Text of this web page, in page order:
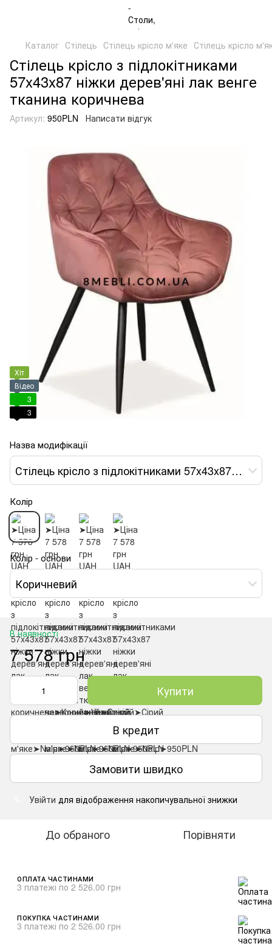
Каталог Стілець Стілець крісло м'яке Стілець крісло
Стілець крісло з підлокітниками
57x43x87 ніжки дерев'яні лак венге
тканина коричнева
Артикул: 950PLN Написати відгук
Хіт
Відео
3
3
Назва модифікації
Стілець крісло з підлокітниками 57x43x87 ніжки дерев'яні лак венге тканина коричнева
Колір
Колір - основи
Коричневий
В наявності
7 578 грн
Купити
В кредит
Замовити швидко
Увійти для відображення накопичувальної знижки
До обраного Порівняти
ОПЛАТА ЧАСТИНАМИ
3 платежі по 2 526.00 грн
ПОКУПКА ЧАСТИНАМИ
3 платежі по 2 526.00 грн